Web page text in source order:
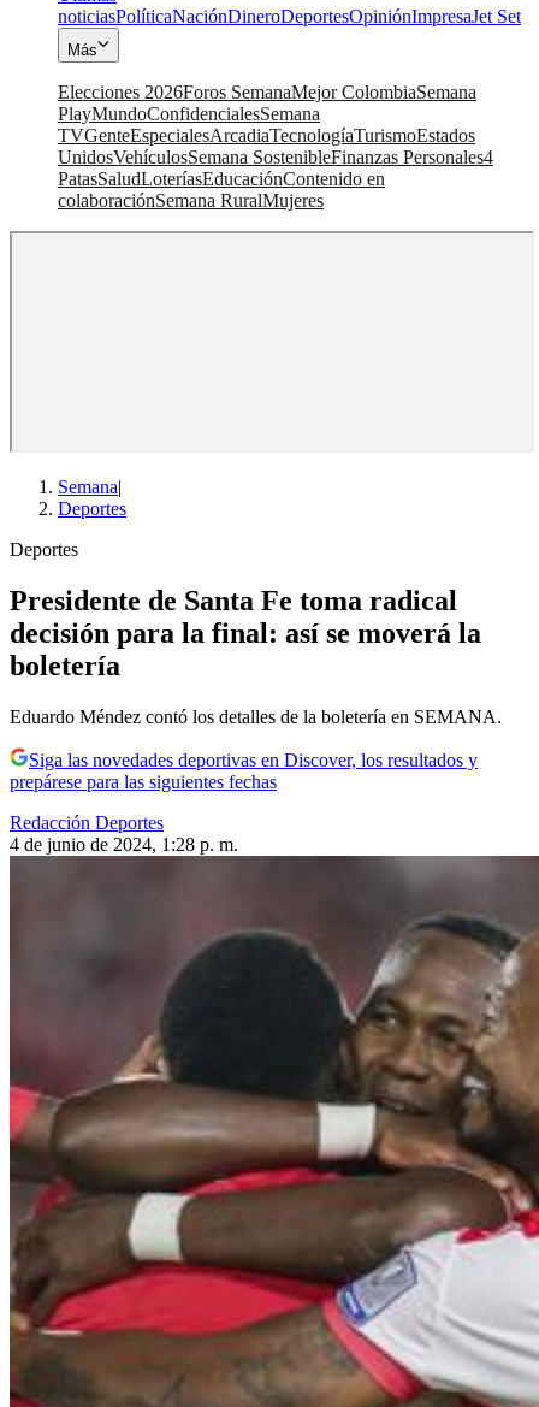
noticiasPolíticaNaciónDineroDeportesOpiniónImpresaJet Set
Más
Elecciones 2026Foros SemanaMejor ColombiaSemana
PlayMundoConfidencialesSemana
TVGenteEspecialesArcadiaTecnologíaTurismoEstados
UnidosVehículosSemana SostenibleFinanzas Personales4
PatasSaludLoteríasEducaciónContenido en
colaboraciónSemana RuralMujeres
Semana|
Deportes
Deportes
Presidente de Santa Fe toma radical
decisión para la final: así se moverá la
boletería
Eduardo Méndez contó los detalles de la boletería en SEMANA.
Siga las novedades deportivas en Discover, los resultados y
prepárese para las siguientes fechas
Redacción Deportes
4 de junio de 2024, 1:28 p. m.